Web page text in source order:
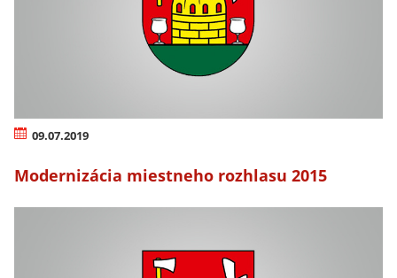
09.07.2019
Modernizácia miestneho rozhlasu 2015